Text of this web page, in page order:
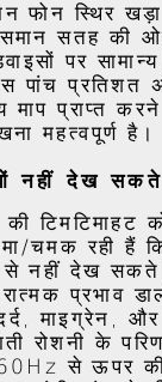
फोन स्थिर खड़ा
सतह की ओर
पर सामान्य
पांच प्रतिशत
माप प्राप्त
महत्वपूर्ण है।
नहीं देख
टिमटिमाहट
चमक रही हैं
से नहीं देख
प्रभाव
माइग्रेन,
रोशनी के
60Hz से ऊपर